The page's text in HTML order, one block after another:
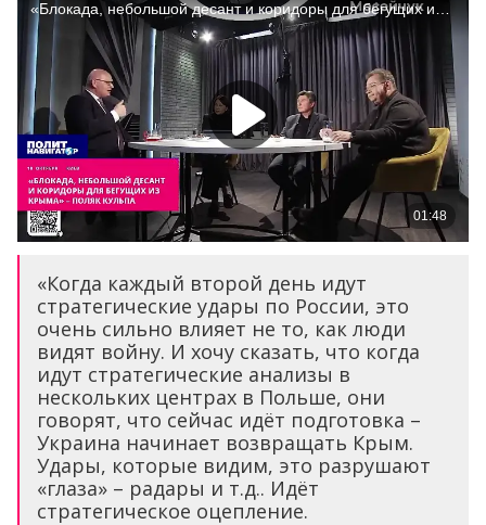
«Когда каждый второй день идут
стратегические удары по России, это
очень сильно влияет не то, как люди
видят войну. И хочу сказать, что когда
идут стратегические анализы в
нескольких центрах в Польше, они
говорят, что сейчас идёт подготовка –
Украина начинает возвращать Крым.
Удары, которые видим, это разрушают
«глаза» – радары и т.д.. Идёт
стратегическое оцепление.